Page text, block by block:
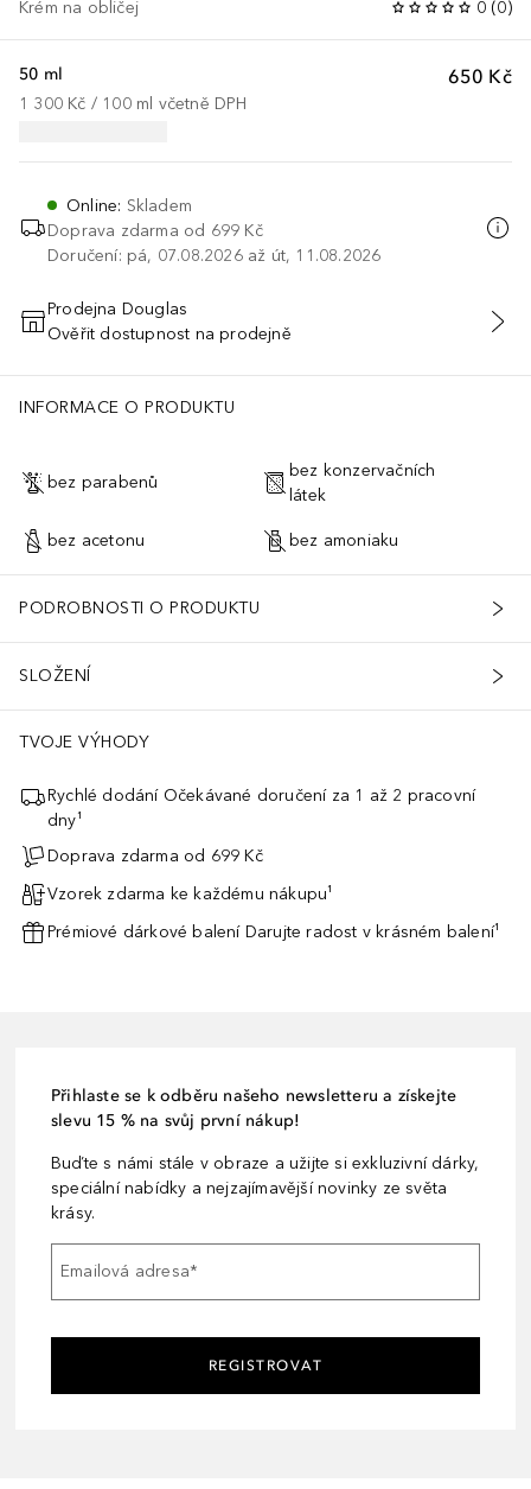
Krém na obličej 0 (0)
650 Kč
50 ml
1 300 Kč / 100 ml včetně DPH
Online: Skladem
Doprava zdarma od 699 Kč
Doručení: pá, 07.08.2026 až út, 11.08.2026
PŘIDAT DO KOŠÍKU
Prodejna Douglas
Ověřit dostupnost na prodejně
INFORMACE O PRODUKTU
bez parabenů
bez konzervačních
látek
bez acetonu bez amoniaku
PODROBNOSTI O PRODUKTU
SLOŽENÍ
TVOJE VÝHODY
Rychlé dodání Očekávané doručení za 1 až 2 pracovní
dny¹
Doprava zdarma od 699 Kč
Vzorek zdarma ke každému nákupu¹
Prémiové dárkové balení Darujte radost v krásném balení¹
Přihlaste se k odběru našeho newsletteru a získejte
slevu 15 % na svůj první nákup!
Buďte s námi stále v obraze a užijte si exkluzivní dárky,
speciální nabídky a nejzajímavější novinky ze světa
krásy.
Emailová adresa*
REGISTROVAT